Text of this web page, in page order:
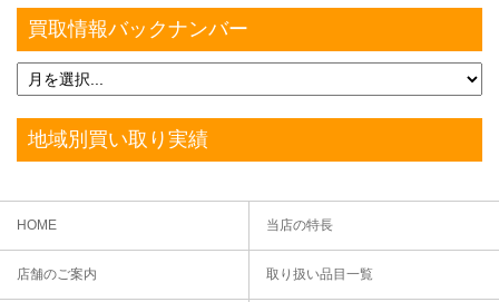
買取情報バックナンバー
地域別買い取り実績
HOME 当店の特長
店舗のご案内 取り扱い品目一覧